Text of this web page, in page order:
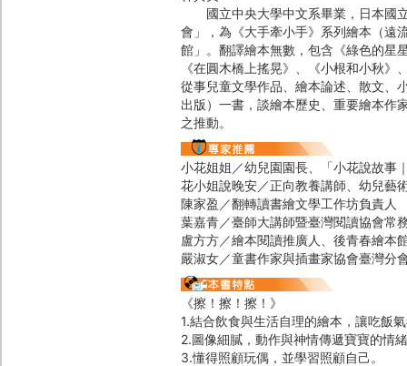
國立中央大學中文系畢業，日本國立
會」，為《大手牽小手》系列繪本（遠
館」。翻譯繪本無數，包含《綠色的星
《在圓木橋上搖晃》、《小根和小秋
從事兒童文學作品、繪本論述、散文、
出版）一書，談繪本歷史、重要繪本作
之推動。
小花姐姐／幼兒園園長、「小花說故事
花小姐說晚安／正向教養講師、幼兒藝
陳家盈／翻轉讀書繪文學工作坊負責人
葉嘉青／臺師大講師暨臺灣閱讀協會常
盧方方／繪本閱讀推廣人、後青春繪本
嚴淑女／童書作家與插畫家協會臺灣分
《擦！擦！擦！》
1.結合飲食與生活自理的繪本，讓吃飯
2.圖像細膩，動作與神情傳遞寶寶的情
3.懂得照顧玩偶，並學習照顧自己。